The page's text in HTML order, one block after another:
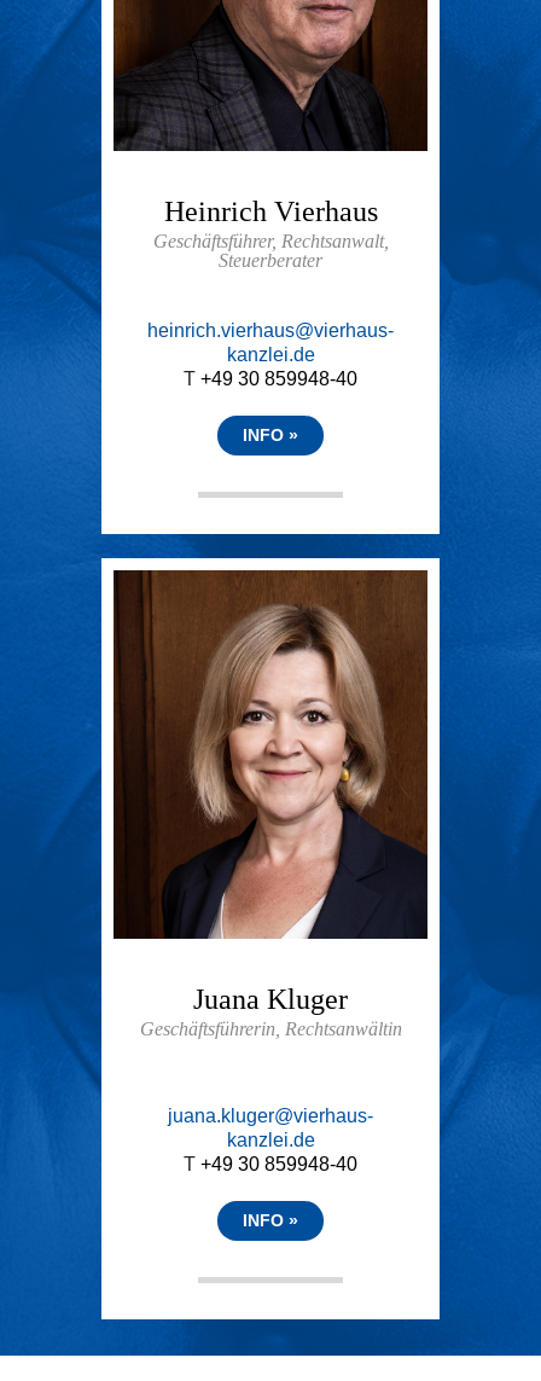
Heinrich Vierhaus
Geschäftsführer, Rechtsanwalt,
Steuerberater
heinrich.vierhaus@vierhaus-
kanzlei.de
T +49 30 859948-40
INFO
Juana Kluger
Geschäftsführerin, Rechtsanwältin
juana.kluger@vierhaus-
kanzlei.de
T +49 30 859948-40
INFO